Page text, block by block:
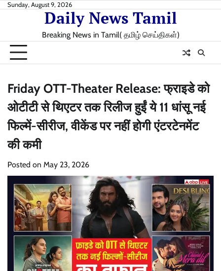
SkipSunday, August 9, 2026
Daily News Tamil
Breaking News in Tamil( தமிழ் செய்திகள்)
Friday OTT-Theater Release: फ्राइडे को
ओटीटी से थिएटर तक रिलीज हुईं ये 11 धांसू नई
फिल्में-सीरीज, वीकेंड पर नहीं होगी एंटरटेनमेंट
की कमी
Posted on May 23, 2026